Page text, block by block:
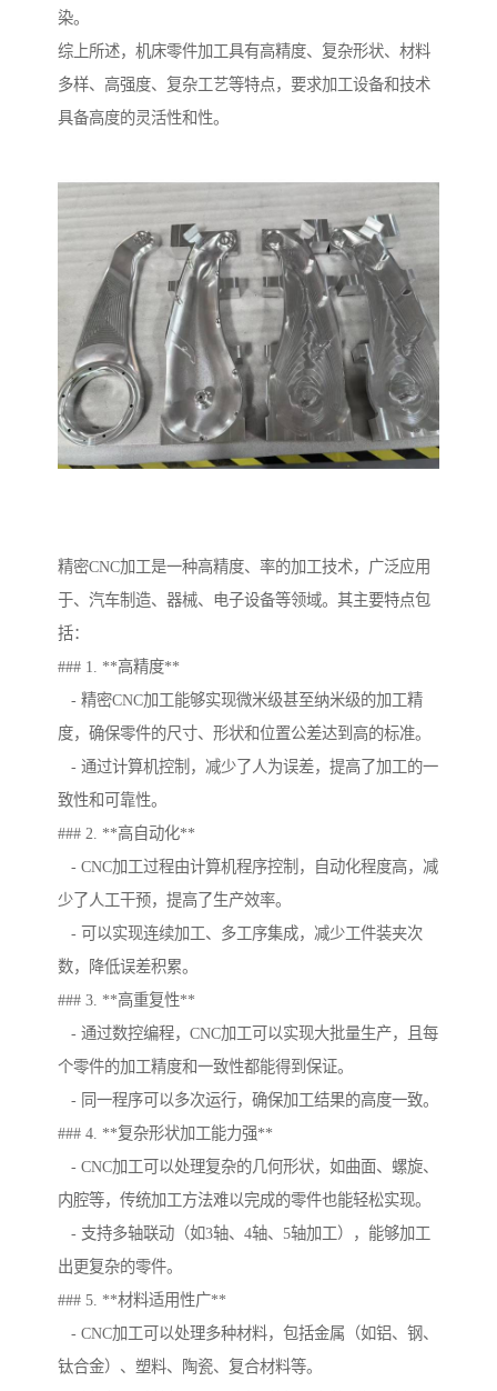
染。
综上所述，机床零件加工具有高精度、复杂形状、材料
多样、高强度、复杂工艺等特点，要求加工设备和技术
具备高度的灵活性和性。
精密CNC加工是一种高精度、率的加工技术，广泛应用
于、汽车制造、器械、电子设备等领域。其主要特点包
括：
### 1. **高精度**
- 精密CNC加工能够实现微米级甚至纳米级的加工精
度，确保零件的尺寸、形状和位置公差达到高的标准。
- 通过计算机控制，减少了人为误差，提高了加工的一
致性和可靠性。
### 2. **高自动化**
- CNC加工过程由计算机程序控制，自动化程度高，减
少了人工干预，提高了生产效率。
- 可以实现连续加工、多工序集成，减少工件装夹次
数，降低误差积累。
### 3. **高重复性**
- 通过数控编程，CNC加工可以实现大批量生产，且每
个零件的加工精度和一致性都能得到保证。
- 同一程序可以多次运行，确保加工结果的高度一致。
### 4. **复杂形状加工能力强**
- CNC加工可以处理复杂的几何形状，如曲面、螺旋、
内腔等，传统加工方法难以完成的零件也能轻松实现。
- 支持多轴联动（如3轴、4轴、5轴加工），能够加工
出更复杂的零件。
### 5. **材料适用性广**
- CNC加工可以处理多种材料，包括金属（如铝、钢、
钛合金）、塑料、陶瓷、复合材料等。